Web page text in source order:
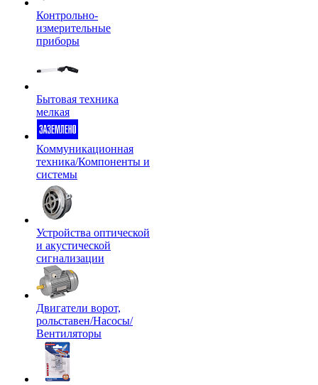
Контрольно-
измерительные
приборы
Бытовая техника
мелкая
Коммуникационная
техника/Компоненты и
системы
Устройства оптической
и акустической
сигнализации
Двигатели ворот,
рольставен/Насосы/
Вентиляторы